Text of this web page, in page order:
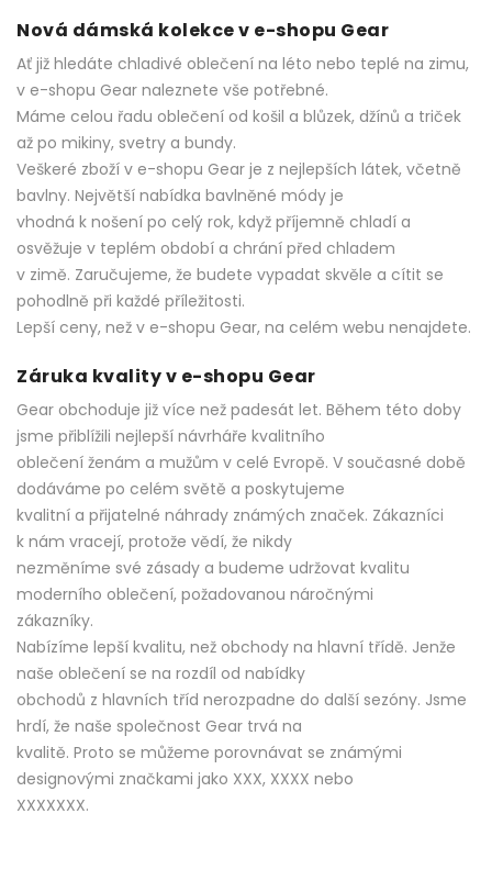
Nová dámská kolekce v e-shopu Gear
Ať již hledáte chladivé oblečení na léto nebo teplé na zimu,
v e-shopu Gear naleznete vše potřebné.
Máme celou řadu oblečení od košil a blůzek, džínů a triček
až po mikiny, svetry a bundy.
Veškeré zboží v e-shopu Gear je z nejlepších látek, včetně
bavlny. Největší nabídka bavlněné módy je
vhodná k nošení po celý rok, když příjemně chladí a
osvěžuje v teplém období a chrání před chladem
v zimě. Zaručujeme, že budete vypadat skvěle a cítit se
pohodlně při každé příležitosti.
Lepší ceny, než v e-shopu Gear, na celém webu nenajdete.
Záruka kvality v e-shopu Gear
Gear obchoduje již více než padesát let. Během této doby
jsme přiblížili nejlepší návrháře kvalitního
oblečení ženám a mužům v celé Evropě. V současné době
dodáváme po celém světě a poskytujeme
kvalitní a přijatelné náhrady známých značek. Zákazníci
k nám vracejí, protože vědí, že nikdy
nezměníme své zásady a budeme udržovat kvalitu
moderního oblečení, požadovanou náročnými
zákazníky.
Nabízíme lepší kvalitu, než obchody na hlavní třídě. Jenže
naše oblečení se na rozdíl od nabídky
obchodů z hlavních tříd nerozpadne do další sezóny. Jsme
hrdí, že naše společnost Gear trvá na
kvalitě. Proto se můžeme porovnávat se známými
designovými značkami jako XXX, XXXX nebo
XXXXXXX.